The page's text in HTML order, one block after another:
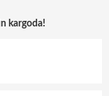
kargoda!